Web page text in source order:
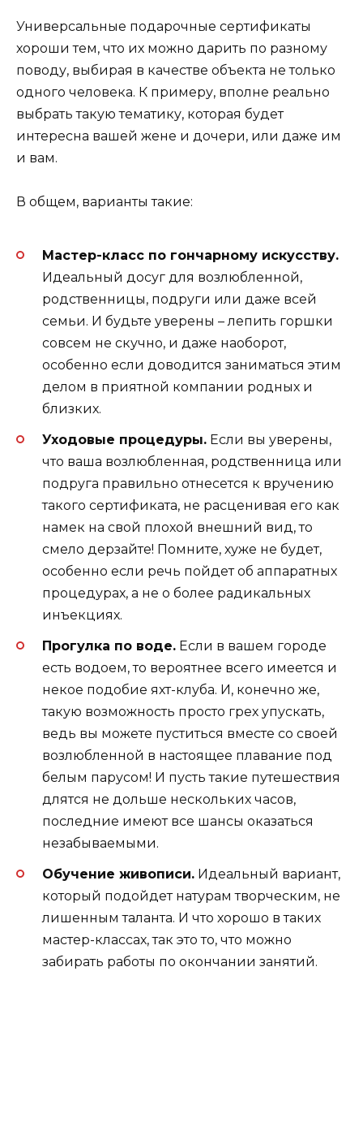
Универсальные подарочные сертификаты
хороши тем, что их можно дарить по разному
поводу, выбирая в качестве объекта не только
одного человека. К примеру, вполне реально
выбрать такую тематику, которая будет
интересна вашей жене и дочери, или даже им
и вам.
В общем, варианты такие:
Мастер-класс по гончарному искусству.
Идеальный досуг для возлюбленной,
родственницы, подруги или даже всей
семьи. И будьте уверены – лепить горшки
совсем не скучно, и даже наоборот,
особенно если доводится заниматься этим
делом в приятной компании родных и
близких.
Уходовые процедуры. Если вы уверены,
что ваша возлюбленная, родственница или
подруга правильно отнесется к вручению
такого сертификата, не расценивая его как
намек на свой плохой внешний вид, то
смело дерзайте! Помните, хуже не будет,
особенно если речь пойдет об аппаратных
процедурах, а не о более радикальных
инъекциях.
Прогулка по воде. Если в вашем городе
есть водоем, то вероятнее всего имеется и
некое подобие яхт-клуба. И, конечно же,
такую возможность просто грех упускать,
ведь вы можете пуститься вместе со своей
возлюбленной в настоящее плавание под
белым парусом! И пусть такие путешествия
длятся не дольше нескольких часов,
последние имеют все шансы оказаться
незабываемыми.
Обучение живописи. Идеальный вариант,
который подойдет натурам творческим, не
лишенным таланта. И что хорошо в таких
мастер-классах, так это то, что можно
забирать работы по окончании занятий.